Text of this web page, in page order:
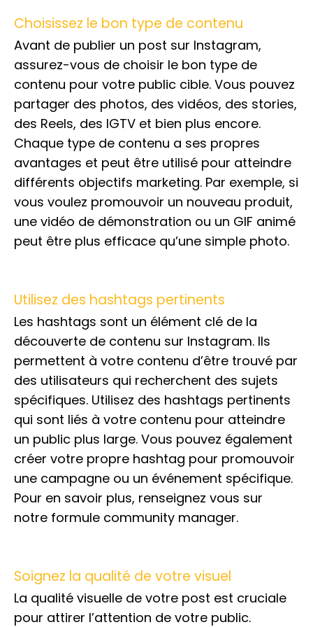
Choisissez le bon type de contenu
Avant de publier un post sur Instagram,
assurez-vous de choisir le bon type de
contenu pour votre public cible. Vous pouvez
partager des photos, des vidéos, des stories,
des Reels, des IGTV et bien plus encore.
Chaque type de contenu a ses propres
avantages et peut être utilisé pour atteindre
différents objectifs marketing. Par exemple, si
vous voulez promouvoir un nouveau produit,
une vidéo de démonstration ou un GIF animé
peut être plus efficace qu’une simple photo.
Utilisez des hashtags pertinents
Les hashtags sont un élément clé de la
découverte de contenu sur Instagram. Ils
permettent à votre contenu d’être trouvé par
des utilisateurs qui recherchent des sujets
spécifiques. Utilisez des hashtags pertinents
qui sont liés à votre contenu pour atteindre
un public plus large. Vous pouvez également
créer votre propre hashtag pour promouvoir
une campagne ou un événement spécifique.
Pour en savoir plus, renseignez vous sur
notre formule community manager.
Soignez la qualité de votre visuel
La qualité visuelle de votre post est cruciale
pour attirer l’attention de votre public.